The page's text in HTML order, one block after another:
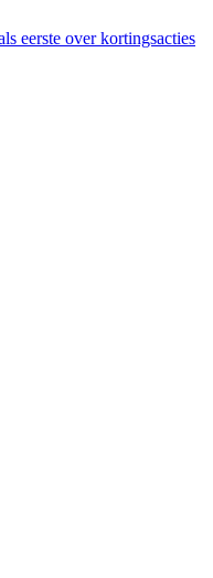
eerste over kortingsacties